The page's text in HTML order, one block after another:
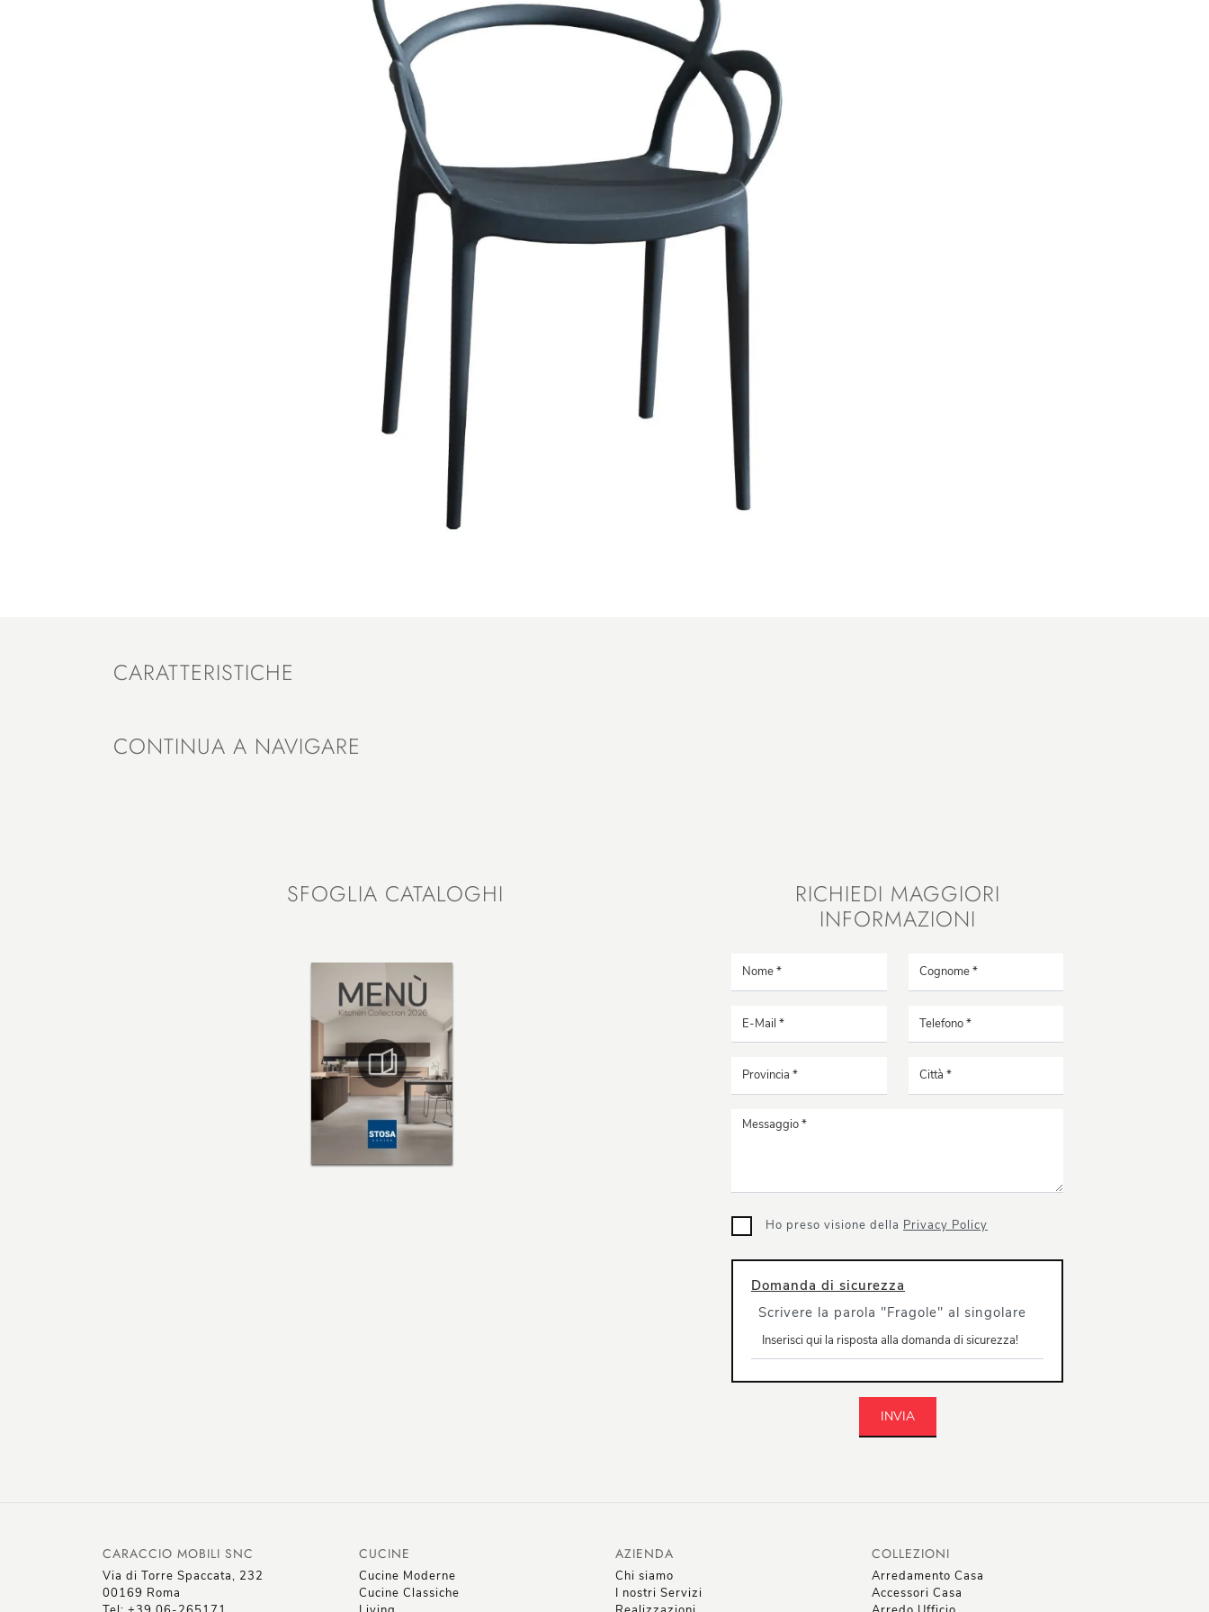
CARATTERISTICHE
CONTINUA A NAVIGARE
SFOGLIA CATALOGHI
RICHIEDI MAGGIORI
INFORMAZIONI
Ho preso visione della Privacy Policy
Domanda di sicurezza
Scrivere la parola "Fragole" al singolare
INVIA
CARACCIO MOBILI SNC
Via di Torre Spaccata, 232
00169 Roma
CUCINE
Cucine Moderne
Cucine Classiche
AZIENDA
Chi siamo
I nostri Servizi
COLLEZIONI
Arredamento Casa
Accessori Casa